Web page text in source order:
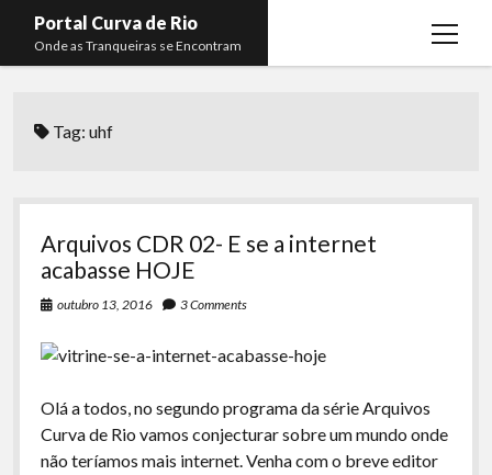
Portal Curva de Rio
Onde as Tranqueiras se Encontram
open
menu
Curva de Rio
Komos
La Siesta Podcast
Arquivo CDR
Papo Tranqueira
Membros
Lucas Oliveira
Kaique Xavier
Tag:uhf
Arquivos CDR 02- E se a internet
acabasse HOJE
outubro 13, 2016 3 Comments
Olá a todos, no segundo programa da série Arquivos
Curva de Rio vamos conjecturar sobre um mundo onde
não teríamos mais internet. Venha com o breve editor